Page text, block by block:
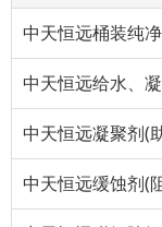
中天恒远桶装纯
中天恒远给水、
中天恒远凝聚剂(
中天恒远缓蚀剂(